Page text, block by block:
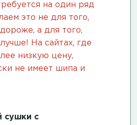
на один ряд
это не для того,
а для того,
На сайтах, где
низкую цену,
не имеет шипа и
сушки с